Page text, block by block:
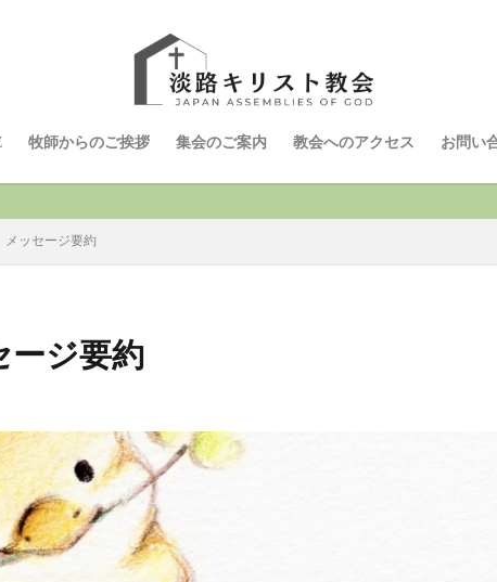
牧師からのご挨拶 集会のご案内 教会へのアクセス お問い
ッセージ要約
ジ要約